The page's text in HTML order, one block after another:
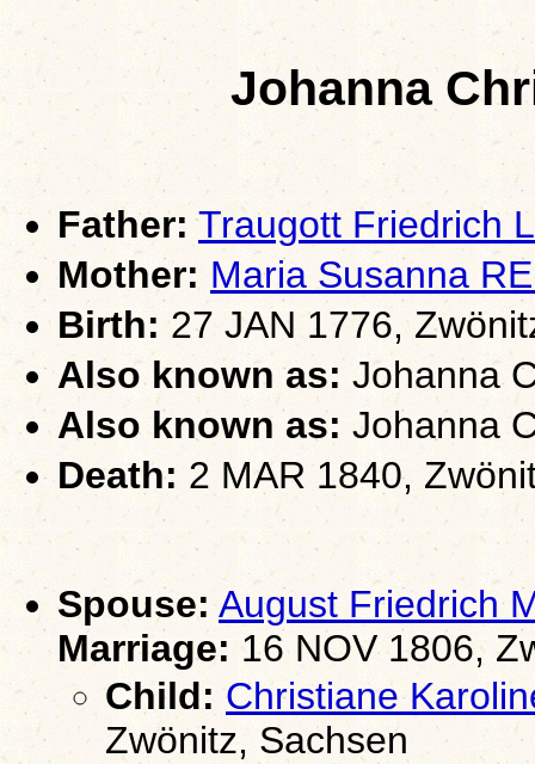
Johanna
Father: Traugott Friedrich
Mother: Maria Susanna
Birth: 27 JAN 1776,
Also known as:Johanna
Also known as: Johanna
Death: 2 MAR 1840,
Spouse: August Friedrich
Marriage: 16 NOV 1806,
Child: Christiane
Zwönitz, Sachsen